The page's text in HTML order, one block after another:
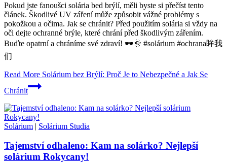
Pokud jste fanoušci solária bed brýlí, měli byste si přečíst tento
článek. Škodlivé UV záření může způsobit vážné problémy s
pokožkou a očima. Jak se chránit? Před použitím solária si vždy na
oči dejte ochranné brýle, které chrání před škodlivým zářením.
Buďte opatrní a chráníme své zdraví! 🕶️🌞 #solárium #ochrana眸我
们
Read More Solárium bez Brýlí: Proč Je to Nebezpečné a Jak Se
Chránit
Solárium | Solárium Studia
Tajemství odhaleno: Kam na solárko? Nejlepší
solárium Rokycany!